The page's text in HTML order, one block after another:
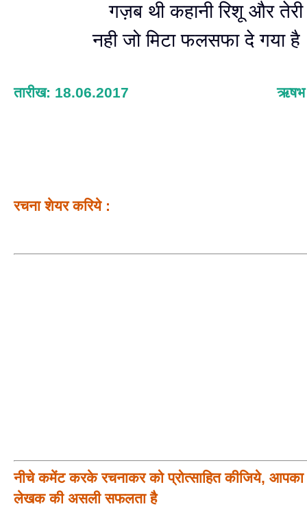
गज़ब थी कहानी रिशू और तेरी
नही जो मिटा फलसफा दे गया
तारीख: 18.06.2017 ऋषभ
रचना शेयर करिये :
नीचे कमेंट करके रचनाकर को प्रोत्साहित कीजिये, आपका
लेखक की असली सफलता है